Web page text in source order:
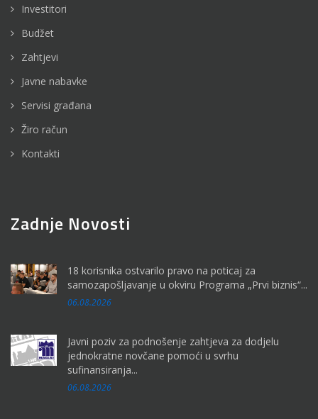
Investitori
Budžet
Zahtjevi
Javne nabavke
Servisi građana
Žiro račun
Kontakti
Zadnje Novosti
18 korisnika ostvarilo pravo na poticaj za
samozapošljavanje u okviru Programa „Prvi biznis“...
06.08.2026
Javni poziv za podnošenje zahtjeva za dodjelu
jednokratne novčane pomoći u svrhu
sufinansiranja...
06.08.2026